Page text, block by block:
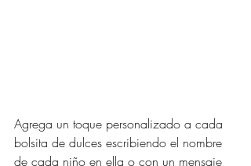
Agrega un toque personalizado a cada
bolsita de dulces escribiendo el nombre
de cada niño en ella o con un mensaje